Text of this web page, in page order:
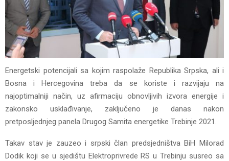
Energetski potencijali sa kojim raspolaže Republika Srpska, ali i
Bosna i Hercegovina treba da se koriste i razvijaju na
najoptimalniji način, uz afirmaciju obnovljivih izvora energije i
zakonsko usklađivanje, zaključeno je danas nakon
pretposljednjeg panela Drugog Samita energetike Trebinje 2021.
Takav stav je zauzeo i srpski član predsjedništva BiH Milorad
Dodik koji se u sjedištu Elektroprivrede RS u Trebinju susreo sa